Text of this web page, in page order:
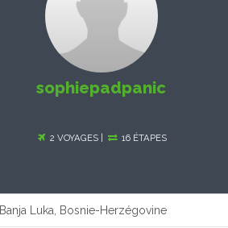
sophiepadpanic
2 VOYAGES | 16 ÉTAPES
Banja Luka, Bosnie-Herzégovine